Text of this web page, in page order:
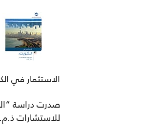
الاستثمار في
للاستشارات